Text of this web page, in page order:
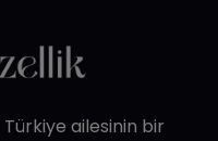
ailesinin bir